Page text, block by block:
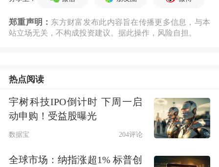
后续，收到证监会的行政处罚决定后，
将根据相应决定内容判断公司是否进入
监会指导下，认真践行依法从严监管要
求，指导公司严格履行信息披露义务。
若*ST广道触及《上市规则》规定的退
市情形，北交所将依法依规推进公司退
市相关工作。
郑重声明： 东方财富发布此内容旨在传播更多信息，与本
站立场无关，不构成投资建议。据此操作，风险自担。
热点阅读
宇树科技IPO倒计时 下周一启
动申购！受益股曝光
数据宝 204评论
全球市场：纳指涨超1% 标普创